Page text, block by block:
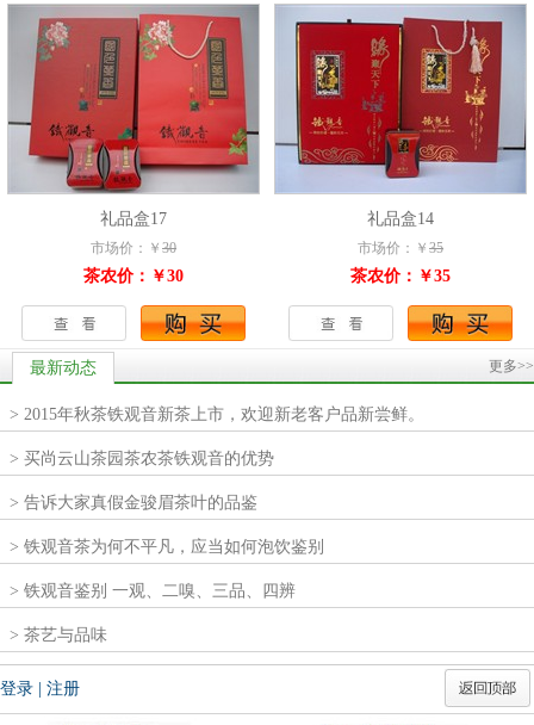
礼品盒17
市场价：￥ 30
茶农价：￥30
礼品盒14
市场价：￥ 35
茶农价：￥35
最新动态 更多>>
> 2015年秋茶铁观音新茶上市，欢迎新老客户品新尝鲜。
> 买尚云山茶园茶农茶铁观音的优势
> 告诉大家真假金骏眉茶叶的品鉴
> 铁观音茶为何不平凡，应当如何泡饮鉴别
> 铁观音鉴别 一观、二嗅、三品、四辨
> 茶艺与品味
登录 | 注册